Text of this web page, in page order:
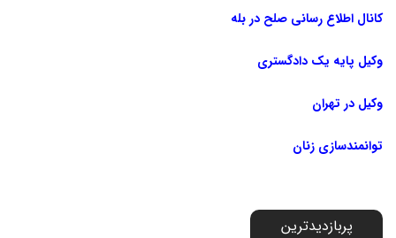
کانال اطلاع رسانی صلح در بله
وکیل پایه یک دادگستری
وکیل در تهران
توانمندسازی زنان
پربازدیدترین